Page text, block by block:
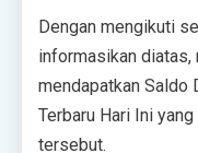
Dengan mengikuti
informasikan diatas,
mendapatkan Saldo
Terbaru Hari Ini
tersebut.